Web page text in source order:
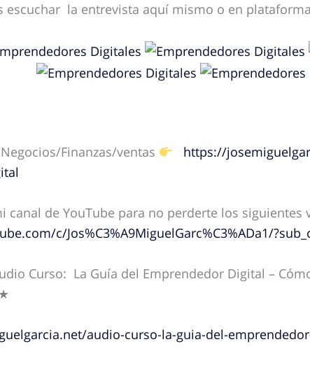
escuchar la entrevista aquí mismo o en
Finanzas/ventas
https://
canal de YouTube para no perderte los siguientes
c/Jos%C3%A9MiguelGarc%C3%ADa1/
Curso: La Guía del Emprendedor Digital –
audio-curso-la-guia-del-